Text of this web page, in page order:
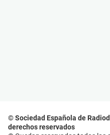
© Sociedad Española de
derechos reservados